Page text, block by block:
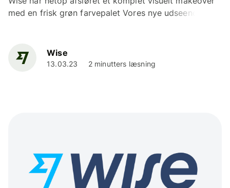
med en frisk grøn farvepalet Vores nye udseende
Wise
13.03.23 2 minutters læsning